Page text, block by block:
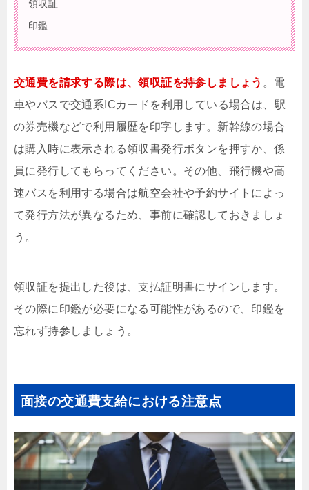
領収証
印鑑
交通費を請求する際は、領収証を持参しましょう 。電
車やバスで交通系ICカードを利用している場合は、駅
の券売機などで利用履歴を印字します。新幹線の場合
は購入時に表示される領収書発行ボタンを押すか、係
員に発行してもらってください。その他、飛行機や高
速バスを利用する場合は航空会社や予約サイトによっ
て発行方法が異なるため、事前に確認しておきましょ
う。
領収証を提出した後は、支払証明書にサインします。
その際に印鑑が必要になる可能性があるので、印鑑を
忘れず持参しましょう。
面接の交通費支給における注意点